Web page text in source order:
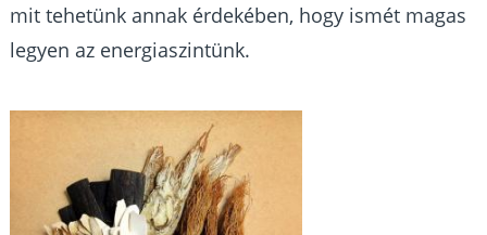
mit tehetünk annak érdekében, hogy ismét magas
legyen az energiaszintünk.